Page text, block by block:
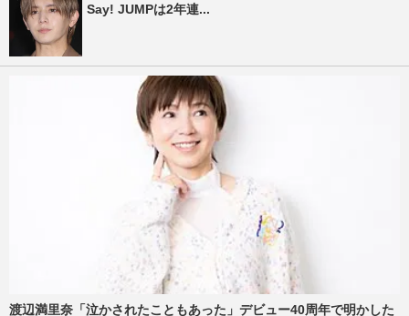
Say! JUMPは2年連...
渡辺満里奈「泣かされたこともあった」デビュー40周年で明かした